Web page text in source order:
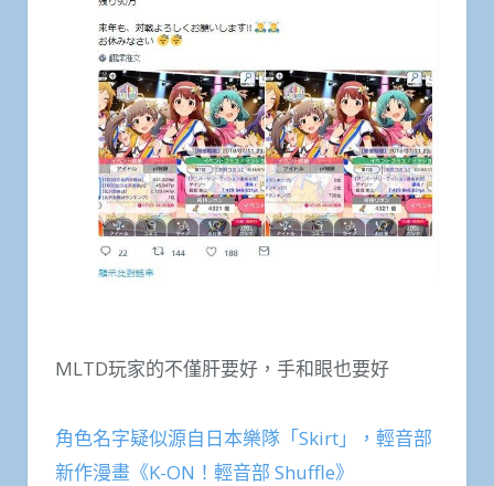
MLTD玩家的不僅肝要好，手和眼也要好
角色名字疑似源自日本樂隊「Skirt」，輕音部
新作漫畫《K-ON！輕音部 Shuffle》